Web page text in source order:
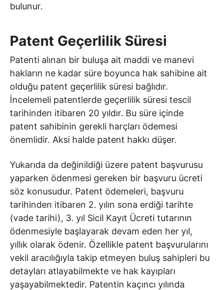
bulunur.
Patent Geçerlilik Süresi
Patenti alınan bir buluşa ait maddi ve manevi
hakların ne kadar süre boyunca hak sahibine ait
olduğu patent geçerlilik süresi bağlıdır.
İncelemeli patentlerde geçerlilik süresi tescil
tarihinden itibaren 20 yıldır. Bu süre içinde
patent sahibinin gerekli harçları ödemesi
önemlidir. Aksi halde patent hakkı düşer.
Yukarıda da değinildiği üzere patent başvurusu
yaparken ödenmesi gereken bir başvuru ücreti
söz konusudur. Patent ödemeleri, başvuru
tarihinden itibaren 2. yılın sona erdiği tarihte
(vade tarihi), 3. yıl Sicil Kayıt Ücreti tutarının
ödenmesiyle başlayarak devam eden her yıl,
yıllık olarak ödenir. Özellikle patent başvurularını
vekil aracılığıyla takip etmeyen buluş sahipleri bu
detayları atlayabilmekte ve hak kayıpları
yaşayabilmektedir. Patentin kaçıncı yılında